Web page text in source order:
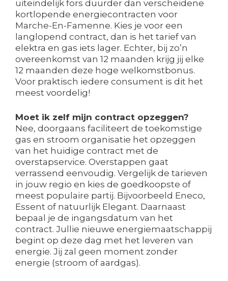
uiteindelijk fors duurder dan verscheidene
kortlopende energiecontracten voor
Marche-En-Famenne. Kies je voor een
langlopend contract, dan is het tarief van
elektra en gas iets lager. Echter, bij zo’n
overeenkomst van 12 maanden krijg jij elke
12 maanden deze hoge welkomstbonus.
Voor praktisch iedere consument is dit het
meest voordelig!
Moet ik zelf mijn contract opzeggen?
Nee, doorgaans faciliteert de toekomstige
gas en stroom organisatie het opzeggen
van het huidige contract met de
overstapservice. Overstappen gaat
verrassend eenvoudig. Vergelijk de tarieven
in jouw regio en kies de goedkoopste of
meest populaire partij. Bijvoorbeeld Eneco,
Essent of natuurlijk Elegant. Daarnaast
bepaal je de ingangsdatum van het
contract. Jullie nieuwe energiemaatschappij
begint op deze dag met het leveren van
energie. Jij zal geen moment zonder
energie (stroom of aardgas).